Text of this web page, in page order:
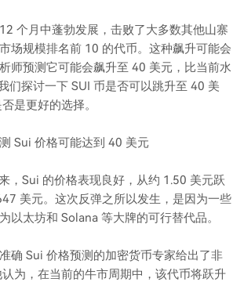
个月中蓬勃发展，击败了大多数其他山寨
场规模排名前 10 的代币。这种飙升可能会
师预测它可能会飙升至 40 美元，比当前水
们探讨一下 SUI 币是否可以跳升至 40 美
是更好的选择。
Sui 价格可能达到 40 美元
，Sui 的价格表现良好，从约 1.50 美元跃
美元。这次反弹之所以发生，是因为一些
以太坊和 Solana 等大牌的可行替代品。
确 Sui 价格预测的加密货币专家给出了非
为，在当前的牛市周期中，该代币将跃升